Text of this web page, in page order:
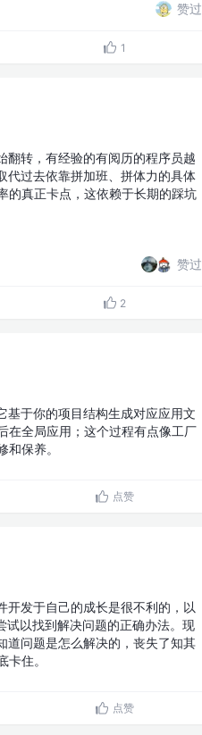
赞过
1
翻转，有经验的有阅历的程序员越
代过去依靠拼加班、拼体力的具体
的真正卡点，这依赖于长期的踩坑
赞过
2
基于你的项目结构生成对应应用文
在全局应用；这个过程有点像工厂
保养。
点赞
开发于自己的成长是很不利的，以
以找到解决问题的正确办法。现
道问题是怎么解决的，丧失了知其
住。
点赞